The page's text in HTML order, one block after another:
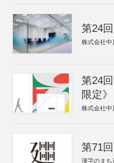
第24
株式会社中
第24
限定》
株式会社中
第71
漢字のまち